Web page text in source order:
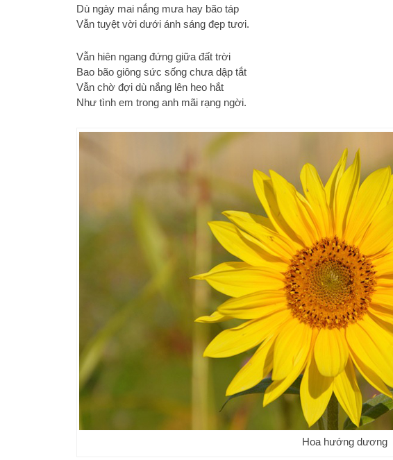
Dù ngày mai nắng mưa hay bão táp
Vẫn tuyệt vời dưới ánh sáng đẹp tươi.
Vẫn hiên ngang đứng giữa đất trời
Bao bão giông sức sống chưa dập tắt
Vẫn chờ đợi dù nắng lên heo hắt
Như tình em trong anh mãi rạng ngời.
Hoa hướng dương